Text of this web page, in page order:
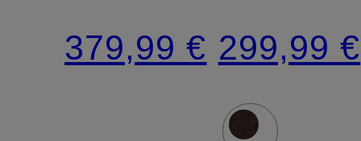
379,99 €
ALTHEA
299,99 €